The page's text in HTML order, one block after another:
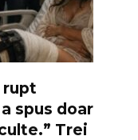
rupt
spus doar
Trei